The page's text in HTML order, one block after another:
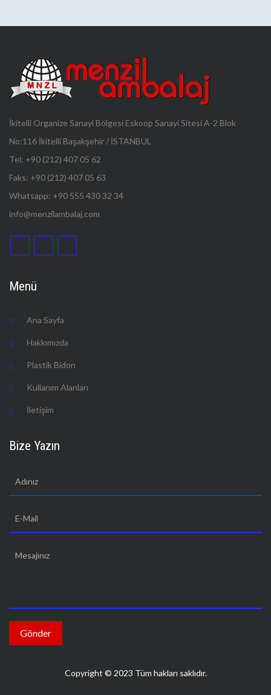
İkitelli Organize Sanayi Bölgesi Eskoop Sanayi Sitesi A-2 Blok
No:116 İkitelli Başakşehir / İSTANBUL
Tel: +90 (212) 407 05 62
Faks: +90 (212) 407 05 63
Whatsapp: +90 555 430 32 34
info@menzilambalaj.com
Menü
Ana Sayfa
Hakkımızda
Plastik Bidon
Kullanım Alanları
İletişim
Bize Yazın
Copyright © 2023 Tüm hakları saklıdır.